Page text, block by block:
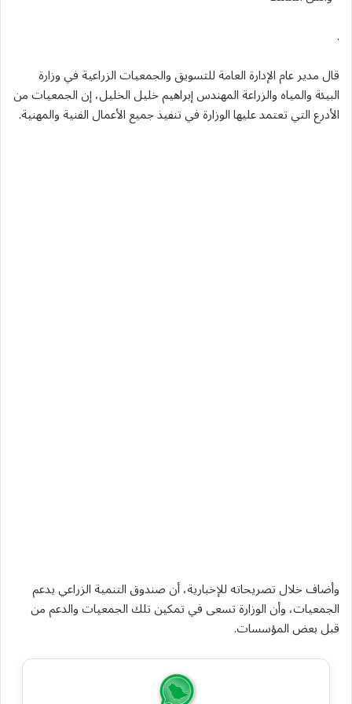
.
قال مدير عام الإدارة العامة للتسويق والجمعيات الزراعية في وزارة
البيئة والمياه والزراعة المهندس إبراهيم خليل الخليل، إن الجمعيات من
الأدرع التي تعتمد عليها الوزارة في تنفيذ جميع الأعمال الفنية والمهنية.
وأضاف خلال تصريحاته للإخبارية، أن صندوق التنمية الزراعي يدعم
الجمعيات، وأن الوزارة تسعى في تمكين تلك الجمعيات والدعم من
قبل بعض المؤسسات.